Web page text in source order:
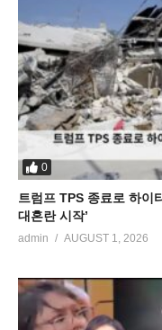
0
트럼프 TPS 종료로 하이
대혼란 시작’
admin AUGUST 1, 2026